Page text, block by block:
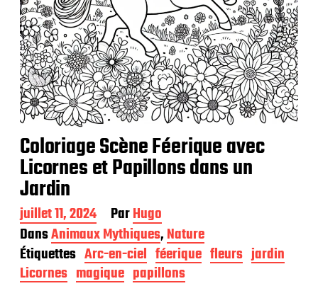
Coloriage Scène Féerique avec
Licornes et Papillons dans un
Jardin
D
a
t
e
d
juillet 11, 2024 ParHugo
DansAnimaux Mythiques,Nature
Étiquettes Arc-en-ciel féerique fleurs jardin
Licornes magique papillons